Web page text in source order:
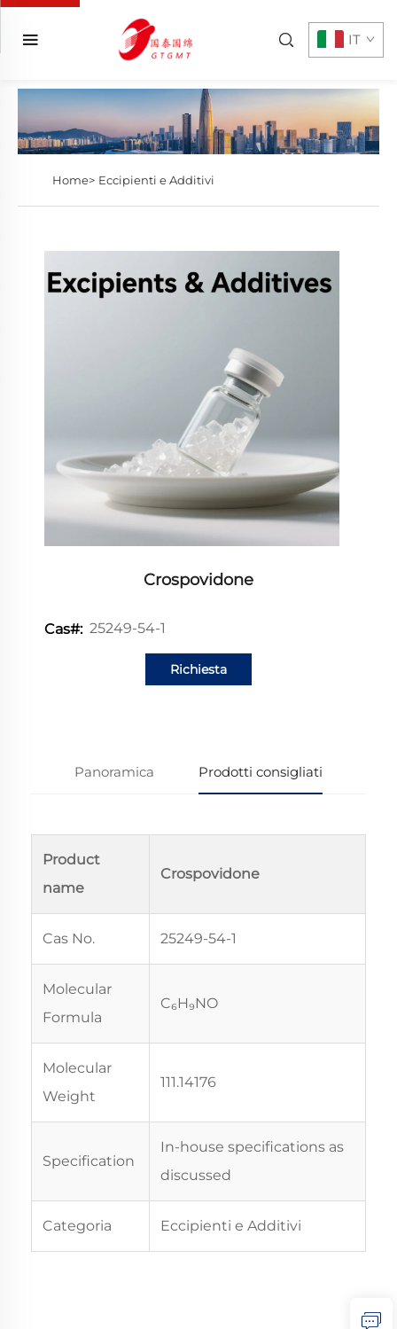
IT
Home> Eccipienti e Additivi
Crospovidone
Cas#: 25249-54-1
Richiesta
Panoramica Prodotti consigliati
Product
name
Crospovidone
Cas No. 25249-54-1
Molecular
Formula
C₆H₉NO
Molecular
Weight
111.14176
Specification
In-house specifications as
discussed
Categoria Eccipienti e Additivi